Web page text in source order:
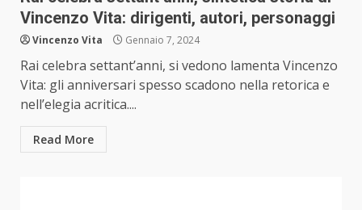
Vincenzo Vita: dirigenti, autori, personaggi
Vincenzo Vita Gennaio 7, 2024
Rai celebra settant’anni, si vedono lamenta Vincenzo
Vita: gli anniversari spesso scadono nella retorica e
nell’elegia acritica....
Read More